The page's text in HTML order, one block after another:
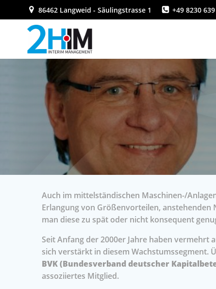
Inhalt
springen
86462 Langweid - Säulingstrasse 1 +49 8230
Auch im mittelständischen Maschinen-/
Erlangung von Größenvorteilen, anstehenden
man diese zu spät oder nicht konsequent
Seit Anfang der 2000er Jahre haben
sich verstärkt in diesem Wachstumssegment.
BVK (Bundesverband deutscher
assoziiertes Mitglied.